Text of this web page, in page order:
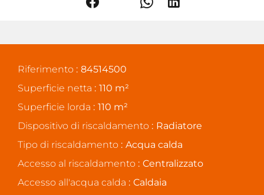
Riferimento
84514500
Superficie netta
110 m²
Superficie lorda
110 m²
Dispositivo di riscaldamento
Radiatore
Tipo di riscaldamento
Acqua calda
Accesso al riscaldamento
Centralizzato
Accesso all'acqua calda
Caldaia